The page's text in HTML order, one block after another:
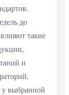
до
такие
и
у выбранной